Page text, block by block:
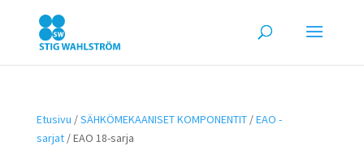
Etusivu /SÄHKÖMEKAANISET KOMPONENTIT/EAO -
sarjat/ EAO 18-sarja